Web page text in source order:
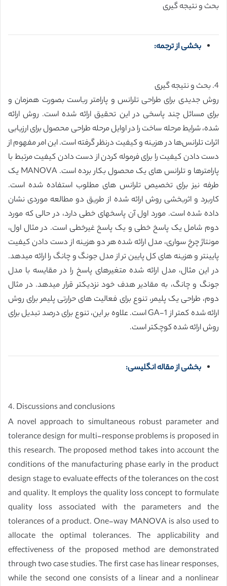
بحث و نتیجه گیری
بخشی از ترجمه:
4. بحث و نتیجه گیری
روش جدیدی برای طراحی تلرانس و پارامتر رباست بصورت همزمان و
برای مسائل چند پاسخی در این تحقیق ارائه شده است. روش ارائه
شده، شرایط مرحله ساخت را در اوایل مرحله طراحی محصول برای ارزیابی
اثرات تلرانس‌ها در هزینه و کیفیت درنظر گرفته است. این امر مفهوم از
دست دادن کیفیت را برای فرموله کردن از دست دادن کیفیت مرتبط با
پارامترها و تلرانس های یک محصول بکار برده است. MANOVA یک
طرفه نیز برای تخصیص تلرانس های مطلوب استفاده شده است.
کاربرد و اثربخشی روش ارائه شده از طریق دو مطالعه موردی نشان
داده شده است. مورد اول آن پاسخهای خطی دارد، در حالی که مورد
دوم شامل یک پاسخ خطی و یک پاسخ غیرخطی است. در مثال اول،
مونتاژ چرخ سواری، مدل ارائه شده هر دو هزینه از دست دادن کیفیت
پایینتر و هزینه های کل پایین تر از مدل جونگ و چانگ را ارائه میدهد.
در این مثال، مدل ارائه شده متغیرهای پاسخ را در مقایسه با مدل
جونگ و چانگ، به مقادیر هدف خود نزدیکتر قرار میدهد. در مثال
دوم، طراحی یک پلیمر، تنوع برای فعالیت های حرارتی پلیمر برای روش
ارائه شده کمتر از GA-1 است. علاوه بر این، تنوع برای درصد تبدیل برای
روش ارائه شده کوچکتر است.
بخشی از مقاله انگلیسی:
4. Discussions and conclusions
A novel approach to simultaneous robust parameter and
tolerance design for multi-response problems is proposed in
this research. The proposed method takes into account the
conditions of the manufacturing phase early in the product
design stage to evaluate effects of the tolerances on the cost
and quality. It employs the quality loss concept to formulate
quality loss associated with the parameters and the
tolerances of a product. One-way MANOVA is also used to
allocate the optimal tolerances. The applicability and
effectiveness of the proposed method are demonstrated
through two case studies. The first case has linear responses,
while the second one consists of a linear and a nonlinear